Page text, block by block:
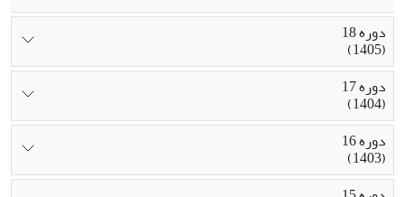
دوره 18
(1405)
دوره 17
(1404)
دوره 16
(1403)